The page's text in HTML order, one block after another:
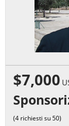
$7,000
(4 richiesti su 50)